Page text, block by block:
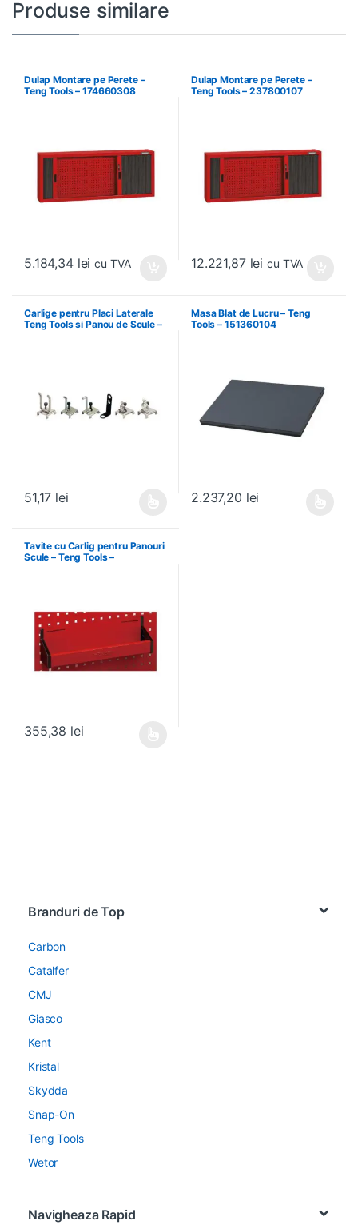
Produse similare
Dulap Montare pe Perete –
Teng Tools – 174660308
5.184,34 lei cu TVA
Dulap Montare pe Perete –
Teng Tools – 237800107
12.221,87 lei cu TVA
Carlige pentru Placi Laterale
Teng Tools si Panou de Scule –
51,17 lei
Masa Blat de Lucru – Teng
Tools – 151360104
2.237,20 lei
Tavite cu Carlig pentru Panouri
Scule – Teng Tools –
355,38 lei
Branduri de Top
Carbon
Catalfer
CMJ
Giasco
Kent
Kristal
Skydda
Snap-On
Teng Tools
Wetor
Navigheaza Rapid